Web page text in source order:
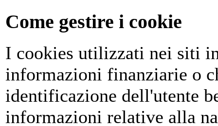
Come gestire i cookie
I cookies utilizzati nei siti
informazioni finanziarie o
identificazione dell'utente
informazioni relative alla